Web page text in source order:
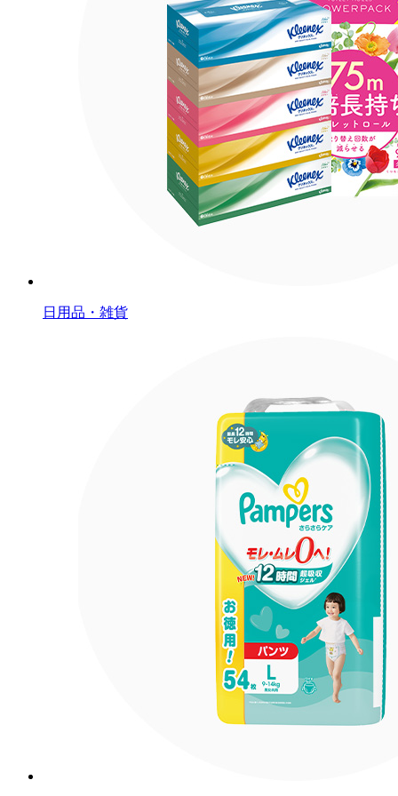
日用品・雑貨